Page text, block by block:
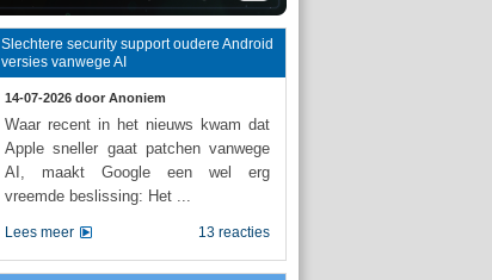
Slechtere security support oudere Android
versies vanwege AI
14-07-2026 door Anoniem
Waar recent in het nieuws kwam dat
Apple sneller gaat patchen vanwege
AI, maakt Google een wel erg
vreemde beslissing: Het ...
13 reacties
Lees meer